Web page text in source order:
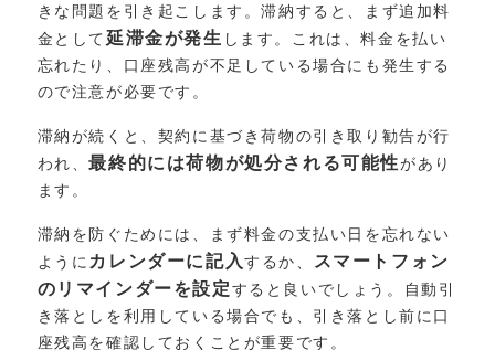
きな問題を引き起こします。滞納すると、まず追加料
金として延滞金が発生 します。これは、料金を払い
忘れたり、口座残高が不足している場合にも発生する
ので注意が必要です。
滞納が続くと、契約に基づき荷物の引き取り勧告が行
われ、最終的には荷物が処分される可能性があり
ます。
滞納を防ぐためには、まず料金の支払い日を忘れない
ように カレンダーに記入するか、
スマートフォン
のリマインダーを設定すると良いでしょう。自動引
き落としを利用している場合でも、引き落とし前に口
座残高を確認しておくことが重要です。